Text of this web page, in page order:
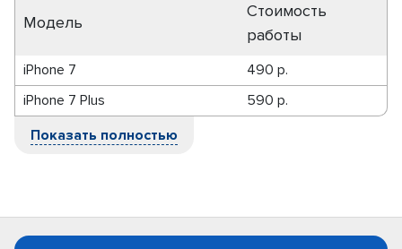
Модель
Стоимость
работы
iPhone 7
490 р.
iPhone 7 Plus
590 р.
Показать полностью